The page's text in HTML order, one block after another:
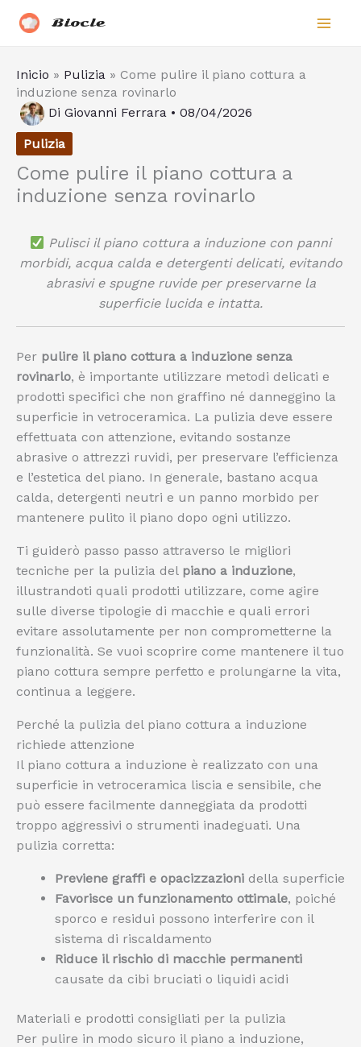
Biocle
Inicio » Pulizia » Come pulire il piano cottura a
induzione senza rovinarlo
Di Giovanni Ferrara • 08/04/2026
Pulizia
Come pulire il piano cottura a
induzione senza rovinarlo
Pulisci il piano cottura a induzione con panni
morbidi, acqua calda e detergenti delicati, evitando
abrasivi e spugne ruvide per preservarne la
superficie lucida e intatta.
Per pulire il piano cottura a induzione senza
rovinarlo, è importante utilizzare metodi delicati e
prodotti specifici che non graffino né danneggino la
superficie in vetroceramica. La pulizia deve essere
effettuata con attenzione, evitando sostanze
abrasive o attrezzi ruvidi, per preservare l’efficienza
e l’estetica del piano. In generale, bastano acqua
calda, detergenti neutri e un panno morbido per
mantenere pulito il piano dopo ogni utilizzo.
Ti guiderò passo passo attraverso le migliori
tecniche per la pulizia del piano a induzione,
illustrandoti quali prodotti utilizzare, come agire
sulle diverse tipologie di macchie e quali errori
evitare assolutamente per non comprometterne la
funzionalità. Se vuoi scoprire come mantenere il tuo
piano cottura sempre perfetto e prolungarne la vita,
continua a leggere.
Perché la pulizia del piano cottura a induzione
richiede attenzione
Il piano cottura a induzione è realizzato con una
superficie in vetroceramica liscia e sensibile, che
può essere facilmente danneggiata da prodotti
troppo aggressivi o strumenti inadeguati. Una
pulizia corretta:
Previene graffi e opacizzazioni della superficie
Favorisce un funzionamento ottimale, poiché
sporco e residui possono interferire con il
sistema di riscaldamento
Riduce il rischio di macchie permanenti
causate da cibi bruciati o liquidi acidi
Materiali e prodotti consigliati per la pulizia
Per pulire in modo sicuro il piano a induzione,